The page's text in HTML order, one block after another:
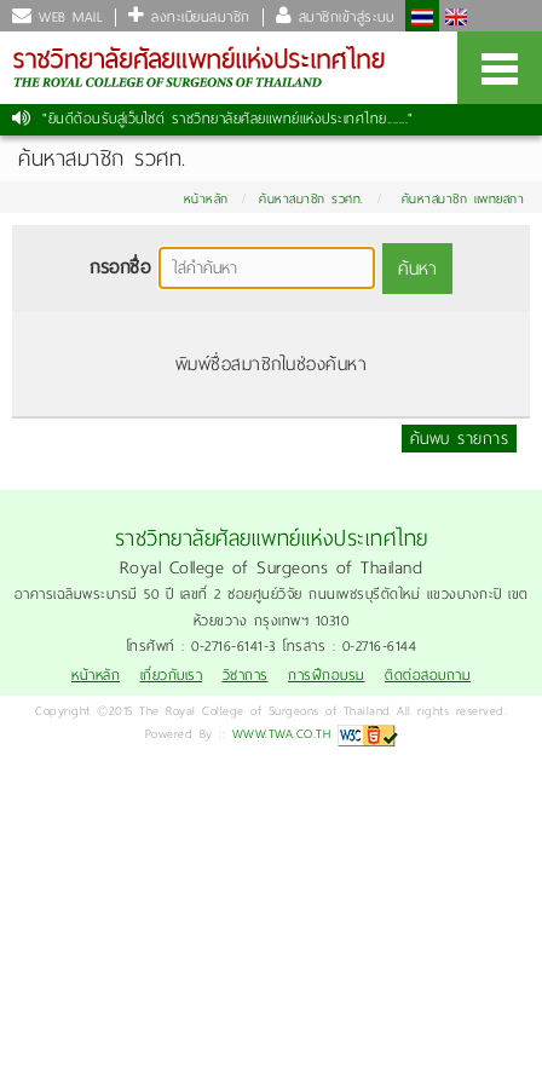
WEB MAIL ลงทะเบียนสมาชิก สมาชิกเข้าสู่ระบบ
"ยินดีต้อนรับสู่เว็บไซต์ ราชวิทยาลัยศัลยแพทย์แห่งประเทศไทย......."
ค้นหาสมาชิก รวศท.
หน้าหลัก ค้นหาสมาชิก รวศท. ค้นหาสมาชิก แพทยสภา
กรอกชื่อ ค้นหา
พิมพ์ชื่อสมาชิกในช่องค้นหา
ค้นพบ รายการ
ราชวิทยาลัยศัลยแพทย์แห่งประเทศไทย
Royal College of Surgeons of Thailand
อาคารเฉลิมพระบารมี 50 ปี เลขที่ 2 ซอยศูนย์วิจัย ถนนเพชรบุรีตัดใหม่ แขวงบางกะปิ เขต
ห้วยขวาง กรุงเทพฯ 10310
โทรศัพท์ : 0-2716-6141-3 โทรสาร : 0-2716-6144
หน้าหลัก
เกี่ยวกับเรา วิชาการ การฝึกอบรม ติดต่อสอบถาม
Copyright ©2015 The Royal College of Surgeons of Thailand All rights reserved.
Powered By :: WWW.TWA.CO.TH